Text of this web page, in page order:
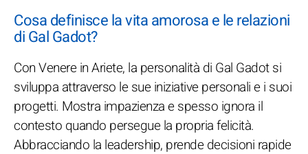
Cosa definisce la vita amorosa e le relazioni
di Gal Gadot?
Con Venere in Ariete, la personalità di Gal Gadot si
sviluppa attraverso le sue iniziative personali e i suoi
progetti. Mostra impazienza e spesso ignora il
contesto quando persegue la propria felicità.
Abbracciando la leadership, prende decisioni rapide